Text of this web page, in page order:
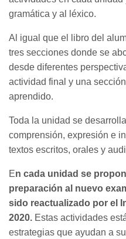
gramática y al léxico.
Al igual que el libro del
tres secciones donde se
desde diferentes
actividad final y una
aprendido.
Toda la unidad se
comprensión, expresión e
textos escritos, orales y
En cada unidad se
preparación al nuevo
sido reactualizado por el
2020. Estas actividades
estrategias que ayudan a